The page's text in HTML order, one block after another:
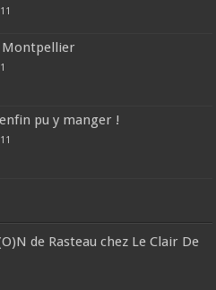
11
Montpellier
pu y manger !
11
de Rasteau chez Le Clair De